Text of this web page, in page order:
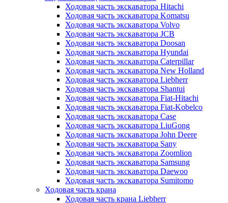
Ходовая часть экскаватора Hitachi
Ходовая часть экскаватора Komatsu
Ходовая часть экскаватора Volvo
Ходовая часть экскаватора JCB
Ходовая часть экскаватора Doosan
Ходовая часть экскаватора Hyundai
Ходовая часть экскаватора Caterpillar
Ходовая часть экскаватора New Holland
Ходовая часть экскаватора Liebherr
Ходовая часть экскаватора Shantui
Ходовая часть экскаватора Fiat-Hitachi
Ходовая часть экскаватора Fiat-Kobelco
Ходовая часть экскаватора Case
Ходовая часть экскаватора LiuGong
Ходовая часть экскаватора John Deere
Ходовая часть экскаватора Sany
Ходовая часть экскаватора Zoomlion
Ходовая часть экскаватора Samsung
Ходовая часть экскаватора Daewoo
Ходовая часть экскаватора Sumitomo
Ходовая часть крана
Ходовая часть крана Liebherr